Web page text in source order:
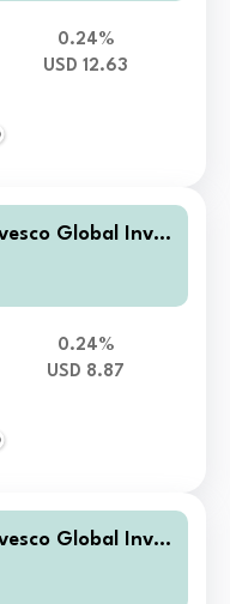
0.24%
USD 12.63
Global Inves
Bond Fund
0.24%
USD 8.87
Global Inves
Bond Fund